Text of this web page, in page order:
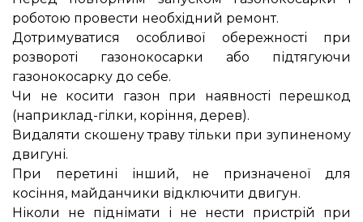
роботою провести необхідний ремонт.
Дотримуватися особливої обережності при
розвороті газонокосарки або підтягуючи
газонокосарку до себе.
Чи не косити газон при наявності перешкод
(наприклад-гілки, коріння, дерев).
Видаляти скошену траву тільки при зупиненому
двигуні.
При перетині інший, не призначеної для
косіння, майданчики відключити двигун.
Ніколи не піднімати і не нести пристрій при